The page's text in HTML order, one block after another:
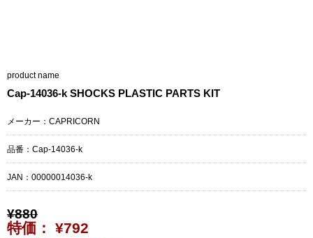
product name
Cap-14036-k SHOCKS PLASTIC PARTS KIT
メーカー：CAPRICORN
品番：Cap-14036-k
JAN： 00000014036-k
¥880
特価： ¥792